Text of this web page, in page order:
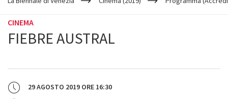
CINEMA
FIEBRE AUSTRAL
29 AGOSTO 2019 ORE 16:30